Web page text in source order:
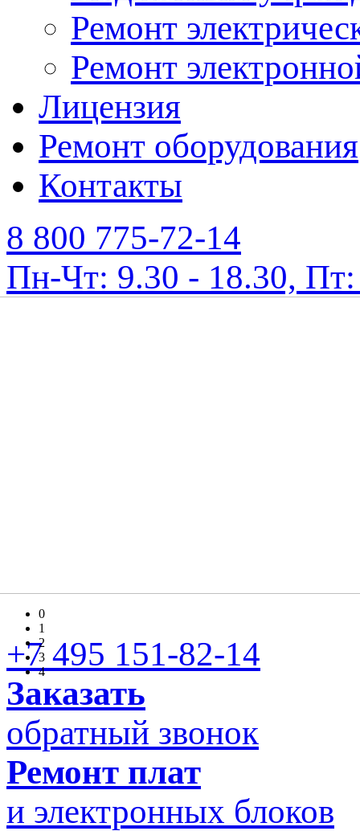
Ремонт
Ремонт
Лицензия
Ремонт оборудования
Контакты
8 800 775-72-14
Пн-Чт: 9.30 - 18.30,
0
1
2
3
4
+7 495 151-82-14
Заказать
обратный звонок
Ремонт плат
и электронных блоков